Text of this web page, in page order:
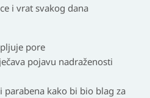
i vrat svakog dana
pore
pojavu nadraženosti
parabena kako bi bio blag za